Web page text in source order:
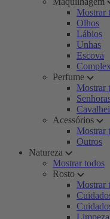
Mostrar
Olhos
Lábios
Unhas
Escova
Perfume
Mostrar
Acessórios
Mostrar
Outros
Natureza
Mostrar todos
Rosto
Mostrar
Limpeza